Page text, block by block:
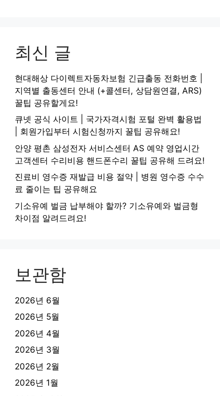
최신 글
현대해상 다이렉트자동차보험 긴급출동 전화번호 |
지역별 출동센터 안내 (+콜센터, 상담원연결, ARS)
꿀팁 공유할게요!
큐넷 공식 사이트 | 국가자격시험 포털 완벽 활용법
| 회원가입부터 시험신청까지 꿀팁 공유해요!
안양 평촌 삼성전자 서비스센터 AS 예약 영업시간
고객센터 수리비용 핸드폰수리 꿀팁 공유해 드려요!
진료비 영수증 재발급 비용 절약 | 병원 영수증 수수
료 줄이는 팁 공유해요
기소유예 벌금 납부해야 할까? 기소유예와 벌금형
차이점 알려드려요!
보관함
2026년 6월
2026년 5월
2026년 4월
2026년 3월
2026년 2월
2026년 1월